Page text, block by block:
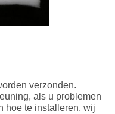
verzonden.
als u problemen
hoe te installeren, wij